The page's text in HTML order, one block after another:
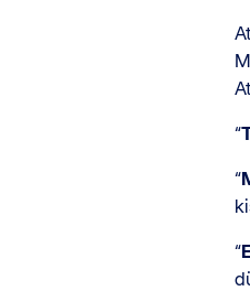
“
“
“